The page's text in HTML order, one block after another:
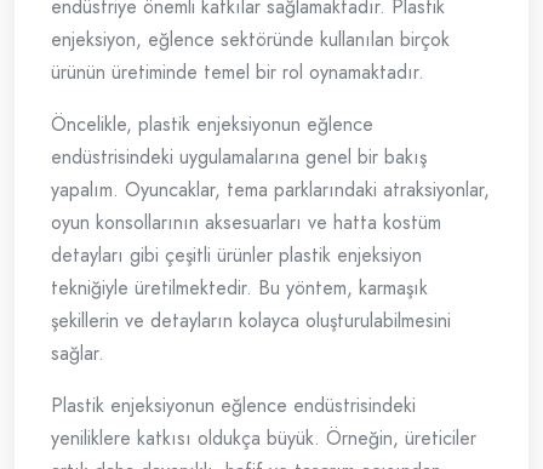
endüstriye önemli katkılar sağlamaktadır. Plastik
enjeksiyon, eğlence sektöründe kullanılan birçok
ürünün üretiminde temel bir rol oynamaktadır.
Öncelikle, plastik enjeksiyonun eğlence
endüstrisindeki uygulamalarına genel bir bakış
yapalım. Oyuncaklar, tema parklarındaki atraksiyonlar,
oyun konsollarının aksesuarları ve hatta kostüm
detayları gibi çeşitli ürünler plastik enjeksiyon
tekniğiyle üretilmektedir. Bu yöntem, karmaşık
şekillerin ve detayların kolayca oluşturulabilmesini
sağlar.
Plastik enjeksiyonun eğlence endüstrisindeki
yeniliklere katkısı oldukça büyük. Örneğin, üreticiler